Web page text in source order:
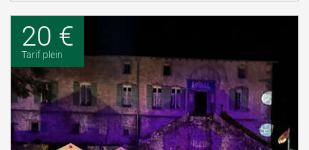
20 €
Tarif plein